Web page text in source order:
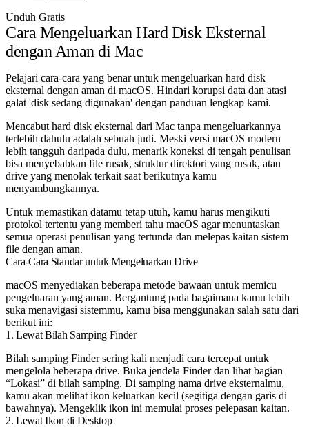
Unduh Gratis
Cara Mengeluarkan Hard Disk Eksternal
dengan Aman di Mac
Pelajari cara-cara yang benar untuk mengeluarkan hard disk
eksternal dengan aman di macOS. Hindari korupsi data dan atasi
galat 'disk sedang digunakan' dengan panduan lengkap kami.
Mencabut hard disk eksternal dari Mac tanpa mengeluarkannya
terlebih dahulu adalah sebuah judi. Meski versi macOS modern
lebih tangguh daripada dulu, menarik koneksi di tengah penulisan
bisa menyebabkan file rusak, struktur direktori yang rusak, atau
drive yang menolak terkait saat berikutnya kamu
menyambungkannya.
Untuk memastikan datamu tetap utuh, kamu harus mengikuti
protokol tertentu yang memberi tahu macOS agar menuntaskan
semua operasi penulisan yang tertunda dan melepas kaitan sistem
file dengan aman.
Cara-Cara Standar untuk Mengeluarkan Drive
macOS menyediakan beberapa metode bawaan untuk memicu
pengeluaran yang aman. Bergantung pada bagaimana kamu lebih
suka menavigasi sistemmu, kamu bisa menggunakan salah satu dari
berikut ini:
1. Lewat Bilah Samping Finder
Bilah samping Finder sering kali menjadi cara tercepat untuk
mengelola beberapa drive. Buka jendela Finder dan lihat bagian
“Lokasi” di bilah samping. Di samping nama drive eksternalmu,
kamu akan melihat ikon keluarkan kecil (segitiga dengan garis di
bawahnya). Mengeklik ikon ini memulai proses pelepasan kaitan.
2. Lewat Ikon di Desktop